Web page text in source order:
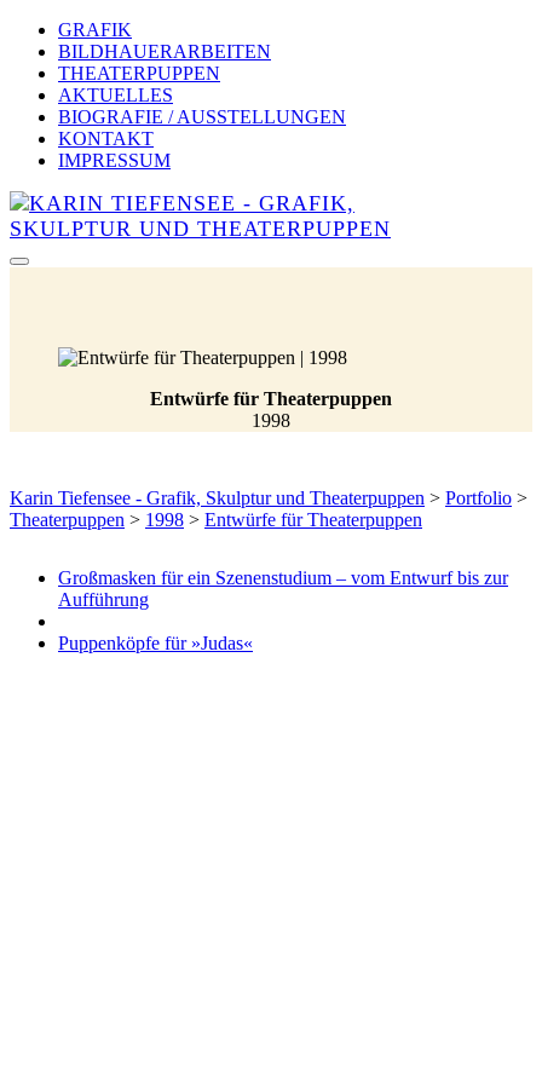
GRAFIK
BILDHAUERARBEITEN
THEATERPUPPEN
AKTUELLES
BIOGRAFIE / AUSSTELLUNGEN
KONTAKT
IMPRESSUM
Entwürfe für Theaterpuppen
1998
Karin Tiefensee - Grafik, Skulptur und Theaterpuppen > Portfolio >
Theaterpuppen > 1998 > Entwürfe für Theaterpuppen
Großmasken für ein Szenenstudium – vom Entwurf bis zur
Aufführung
Puppenköpfe für »Judas«